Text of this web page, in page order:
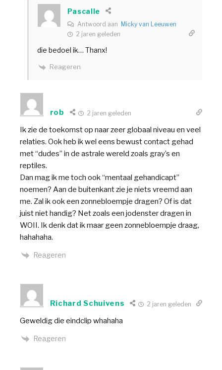
Pascalle
Antwoord aan Micky van Leeuwen
2 jaren geleden
die bedoel ik… Thanx!
Reageren
rob 2 jaren geleden
Ik zie de toekomst op naar zeer globaal niveau en veel
relaties. Ook heb ik wel eens bewust contact gehad
met “dudes” in de astrale wereld zoals gray’s en
reptiles.
Dan mag ik me toch ook “mentaal gehandicapt”
noemen? Aan de buitenkant zie je niets vreemd aan
me. Zal ik ook een zonnebloempje dragen? Of is dat
juist niet handig? Net zoals een jodenster dragen in
WOII. Ik denk dat ik maar geen zonnebloempje draag,
hahahaha.
Reageren
Richard Schuivens 2 jaren geleden
Geweldig die eindclip whahaha
Reageren